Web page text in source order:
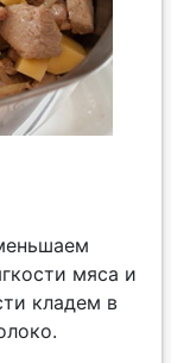
мяса и
кладем в